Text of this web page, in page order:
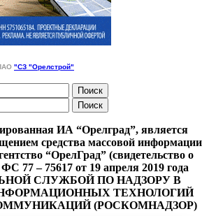
"СЗ "Орелстрой"
ИА “Орелград”, является
средства массовой информации
“ОрелГрад” (свидетельство о
77 – 75617 от 19 апреля 2019 года
СЛУЖБОЙ ПО НАДЗОРУ В
ТЕХНОЛОГИЙ
(РОСКОМНАДЗОР)